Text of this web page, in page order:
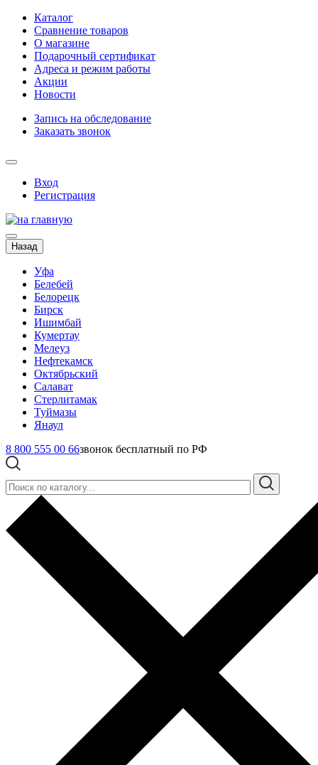
Каталог
Сравнение товаров
О магазине
Подарочный сертификат
Адреса и режим работы
Акции
Новости
Запись на обследование
Заказать звонок
Вход
Регистрация
Назад
Уфа
Белебей
Белорецк
Бирск
Ишимбай
Кумертау
Мелеуз
Нефтекамск
Октябрьский
Салават
Стерлитамак
Туймазы
Янаул
8 800 555 00 66звонок бесплатный по РФ